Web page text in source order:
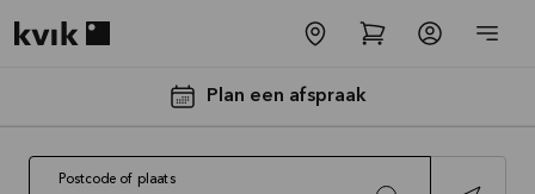
Plan een afspraak
Postcode of plaats